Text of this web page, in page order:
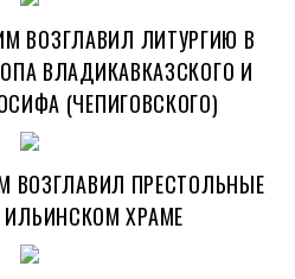
ВОЗГЛАВИЛ ЛИТУРГИЮ В
ВЛАДИКАВКАЗСКОГО И
(ЧЕПИГОВСКОГО)
ВОЗГЛАВИЛ ПРЕСТОЛЬНЫЕ
ИЛЬИНСКОМ ХРАМЕ